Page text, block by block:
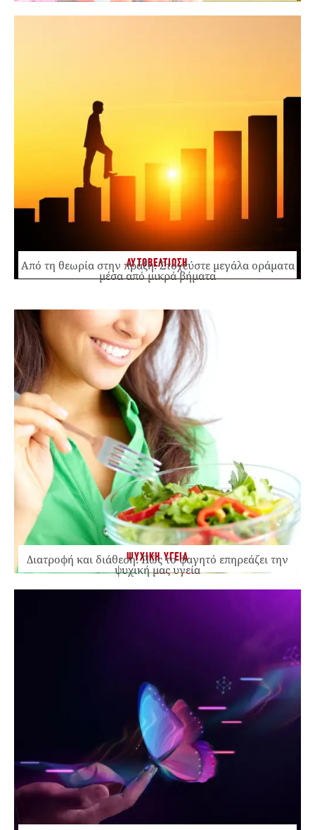
ΑΥΤΟΒΕΛΤΙΩΣΗ
Από τη θεωρία στην πράξη: Στοχεύστε μεγάλα οράματα
μέσα από μικρά βήματα
ΨΥΧΙΚΗ ΥΓΕΙΑ
Διατροφή και διάθεση: Πώς το φαγητό επηρεάζει την
ψυχική μας υγεία